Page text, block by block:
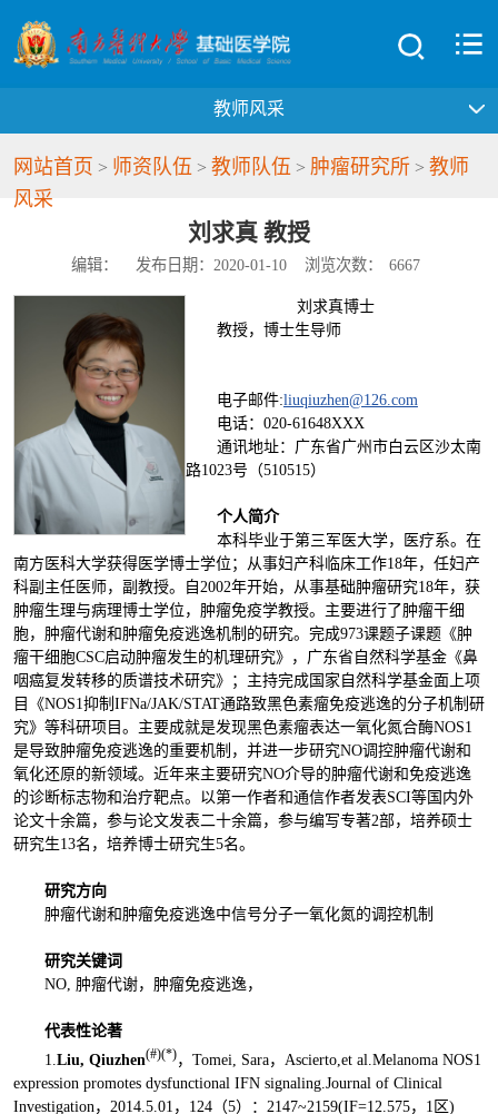
教师风采
网站首页 > 师资队伍 > 教师队伍 > 肿瘤研究所> 教师
风采
刘求真 教授
编辑： 发布日期：2020-01-10 浏览次数： 6667
刘求真博士
教授，博士生导师
电子邮件:liuqiuzhen@126.com
电话：020-61648XXX
通讯地址：广东省广州市白云区沙太南
路1023号（510515）
个人简介
本科毕业于第三军医大学，医疗系。在
南方医科大学获得医学博士学位；从事妇产科临床工作18年，任妇产
科副主任医师，副教授。自2002年开始，从事基础肿瘤研究18年，获
肿瘤生理与病理博士学位，肿瘤免疫学教授。主要进行了肿瘤干细
胞，肿瘤代谢和肿瘤免疫逃逸机制的研究。完成973课题子课题《肿
瘤干细胞CSC启动肿瘤发生的机理研究》，广东省自然科学基金《鼻
咽癌复发转移的质谱技术研究》；主持完成国家自然科学基金面上项
目《NOS1抑制IFNa/JAK/STAT通路致黑色素瘤免疫逃逸的分子机制研
究》等科研项目。主要成就是发现黑色素瘤表达一氧化氮合酶NOS1
是导致肿瘤免疫逃逸的重要机制，并进一步研究NO调控肿瘤代谢和
氧化还原的新领域。近年来主要研究NO介导的肿瘤代谢和免疫逃逸
的诊断标志物和治疗靶点。以第一作者和通信作者发表SCI等国内外
论文十余篇，参与论文发表二十余篇，参与编写专著2部，培养硕士
研究生13名，培养博士研究生5名。
研究方向
肿瘤代谢和肿瘤免疫逃逸中信号分子一氧化氮的调控机制
研究关键词
NO, 肿瘤代谢，肿瘤免疫逃逸，
代表性论著
1.Liu, Qiuzhen(#)(*)，Tomei, Sara，Ascierto,et al.Melanoma NOS1
expression promotes dysfunctional IFN signaling.Journal of Clinical
Investigation，2014.5.01，124（5）：2147~2159(IF=12.575，1区)